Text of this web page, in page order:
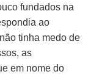
fundados na
ao
não tinha medo de
as
em nome do